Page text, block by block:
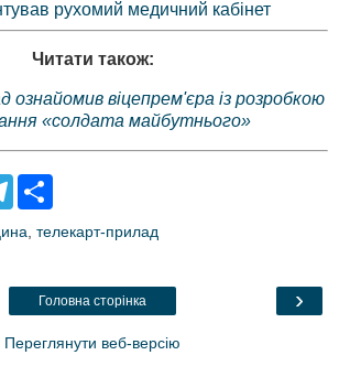
Читати також:
ознайомив віцепрем'єра із розробкою
«солдата майбутнього»
T
e
a
r
телекарт-прилад
›
Головна сторінка
Переглянути веб-версію